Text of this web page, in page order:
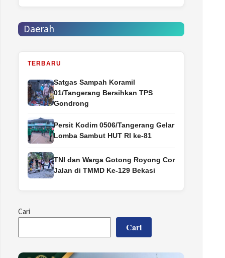
Daerah
TERBARU
Satgas Sampah Koramil
01/Tangerang Bersihkan TPS
Gondrong
Persit Kodim 0506/Tangerang Gelar
Lomba Sambut HUT RI ke-81
TNI dan Warga Gotong Royong Cor
Jalan di TMMD Ke-129 Bekasi
Cari
Cari